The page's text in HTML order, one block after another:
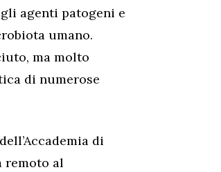
agenti patogeni e
umano.
ma molto
di numerose
di
remoto al